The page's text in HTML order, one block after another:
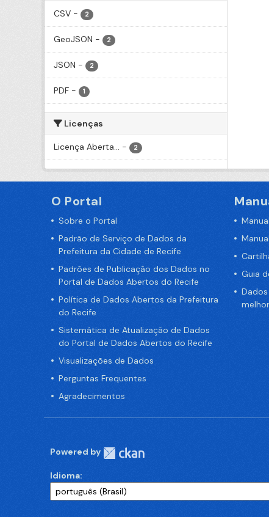
CSV - 2
GeoJSON - 2
JSON - 2
PDF - 1
Licenças
Licença Aberta... - 2
O Portal
Sobre o Portal
Padrão de Serviço de Dados da
Prefeitura da Cidade de Recife
Padrões de Publicação dos Dados no
Portal de Dados Abertos do Recife
Política de Dados Abertos da Prefeitura
do Recife
Sistemática de Atualização de Dados
do Portal de Dados Abertos do Recife
Visualizações de Dados
Perguntas Frequentes
Agradecimentos
Guia
melhor
Powered by
Idioma